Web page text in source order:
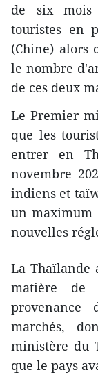
de six mois
touristes en
(Chine) alors
le nombre
de ces deux
Le Premier
que les
entrer en
novembre
indiens et
un maximum
nouvelles
La Thaïlande
matière de
provenance
marchés,
ministère du
que le pays